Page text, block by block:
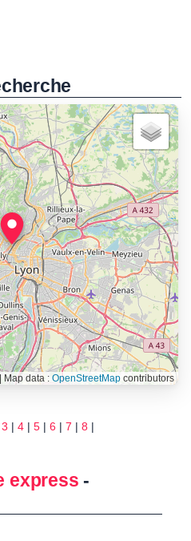
Map data : OpenStreetMapcontributors
3 | 4| 5| 6 | 7 | 8 |
express -